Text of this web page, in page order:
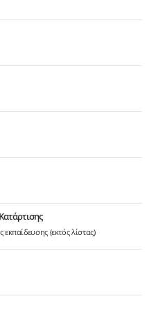
εκπαίδευσης (εκτός λίστας)